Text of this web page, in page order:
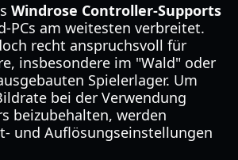
Windrose Controller-Supports
PCs am weitesten verbreitet.
recht anspruchsvoll für
insbesondere im "Wald" oder
Spielerlager. Um
bei der Verwendung
beizubehalten, werden
und Auflösungseinstellungen